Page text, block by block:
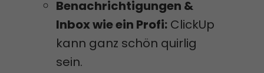
Benachrichtigungen &
Inbox wie ein Profi: ClickUp
kann ganz schön quirlig
sein.